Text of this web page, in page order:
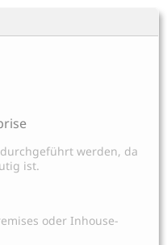
werden, da
ist.
oder Inhouse-